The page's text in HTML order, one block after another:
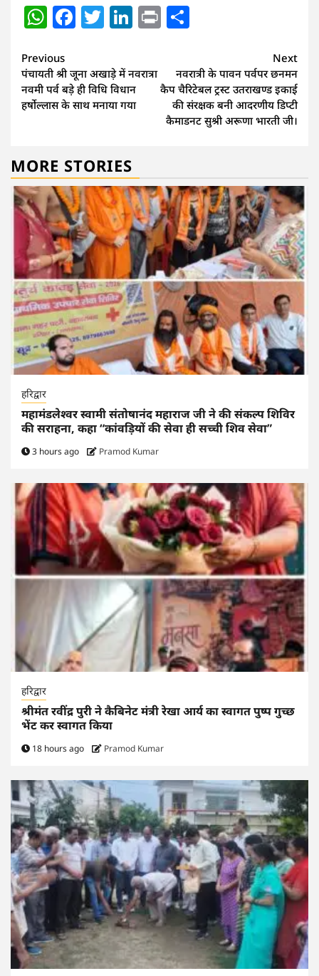
WhatsApp
Facebook
Twitter
LinkedIn
Print
Continue
Reading
Previous
पंचायती श्री जूना अखाड़े में नवरात्रा
नवमी पर्व बड़े ही विधि विधान
हर्षोल्लास के साथ मनाया गया
Next
नवरात्री के पावन पर्वपर छनमन
कैप चैरिटेबल ट्रस्ट उतराखण्ड इकाई
की संरक्षक बनी आदरणीय डिप्टी
कैमाडनट सुश्री अरूणा भारती जी।
MORE STORIES
हरिद्वार
महामंडलेश्वर स्वामी संतोषानंद महाराज जी ने की संकल्प शिविर
की सराहना, कहा “कांवड़ियों की सेवा ही सच्ची शिव सेवा”
3 hours ago Pramod Kumar
हरिद्वार
श्रीमंत रवींद्र पुरी ने कैबिनेट मंत्री रेखा आर्य का स्वागत पुष्प गुच्छ
भेंट कर स्वागत किया
18 hours ago Pramod Kumar